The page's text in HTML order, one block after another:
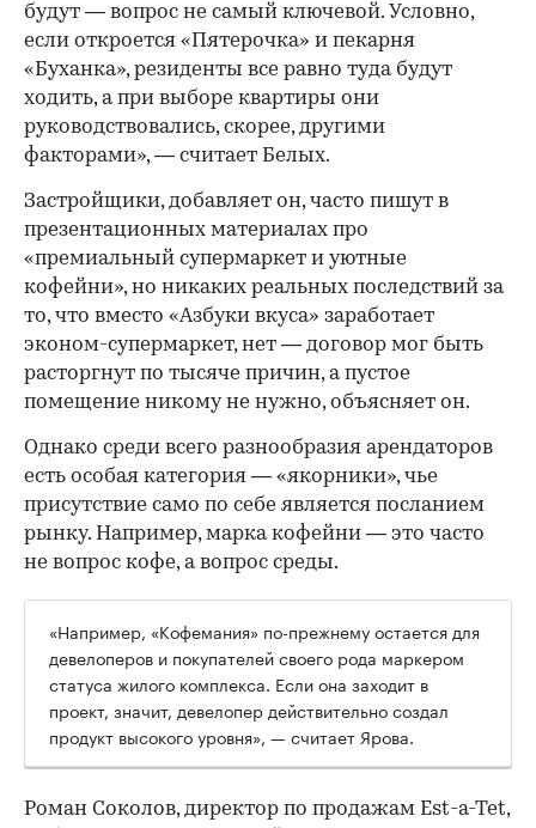
будут — вопрос не самый ключевой. Условно,
если откроется «Пятерочка» и пекарня
«Буханка», резиденты все равно туда будут
ходить, а при выборе квартиры они
руководствовались, скорее, другими
факторами», — считает Белых.
Застройщики, добавляет он, часто пишут в
презентационных материалах про
«премиальный супермаркет и уютные
кофейни», но никаких реальных последствий за
то, что вместо «Азбуки вкуса» заработает
эконом-супермаркет, нет — договор мог быть
расторгнут по тысяче причин, а пустое
помещение никому не нужно, объясняет он.
Однако среди всего разнообразия арендаторов
есть особая категория — «якорники», чье
присутствие само по себе является посланием
рынку. Например, марка кофейни — это часто
не вопрос кофе, а вопрос среды.
«Например, «Кофемания» по-прежнему остается для
девелоперов и покупателей своего рода маркером
статуса жилого комплекса. Если она заходит в
проект, значит, девелопер действительно создал
продукт высокого уровня», — считает Ярова.
Роман Соколов, директор по продажам Est-a-Tet,